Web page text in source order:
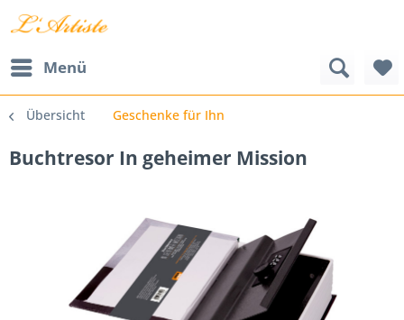
Menü
Übersicht Geschenke für Ihn
Buchtresor In geheimer Mission